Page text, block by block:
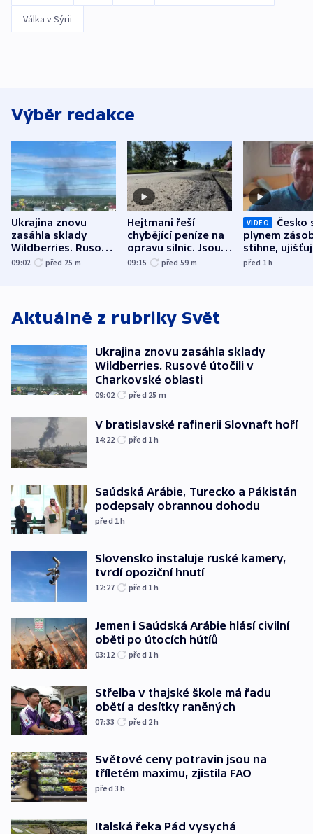
Válka v Sýrii
Výběr redakce
Ukrajina znovu
zasáhla sklady
Wildberries. Rusové
útočili v Charkovské
09:02 před 25 m
Hejtmani řeší
chybějící peníze na
opravu silnic. Jsou
nenárokové, namítá
09:15 před 59 m
VIDEO
Česko
plynem
stihne,
expert.
před 1h
Aktuálně z rubriky Svět
Ukrajina znovu zasáhla sklady
Wildberries. Rusové útočili v
Charkovské oblasti
09:02 před 25 m
V bratislavské rafinerii Slovnaft hoří
14:22 před 1h
Saúdská Arábie, Turecko a Pákistán
podepsaly obrannou dohodu
před 1h
Slovensko instaluje ruské kamery,
tvrdí opoziční hnutí
12:27 před 1h
Jemen i Saúdská Arábie hlásí civilní
oběti po útocích hútíů
03:12 před 1h
Střelba v thajské škole má řadu
obětí a desítky raněných
07:33 před 2h
Světové ceny potravin jsou na
tříletém maximu, zjistila FAO
před 3h
Italská řeka Pád vysychá